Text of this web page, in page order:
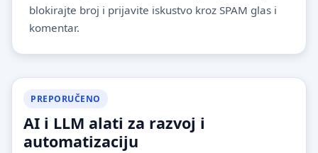
blokirajte broj i prijavite iskustvo kroz SPAM glas i
komentar.
PREPORUČENO
AI i LLM alati za razvoj i
automatizaciju